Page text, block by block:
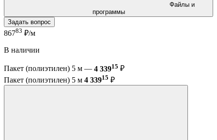
программы
Задать вопрос
86783 ₽/м
В наличии
Пакет (полиэтилен) 5 м — 4 33915 ₽
Пакет (полиэтилен) 5 м 4 33915 ₽